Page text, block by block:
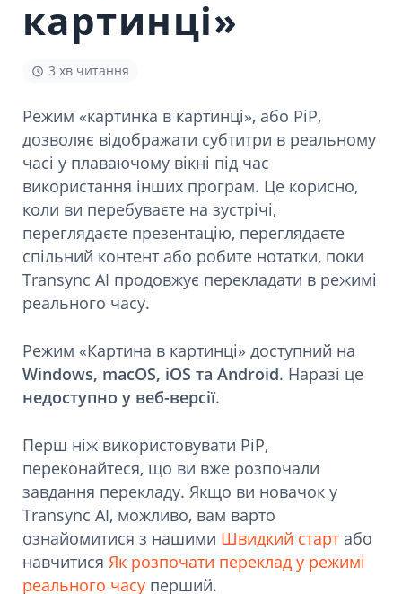
картинці»
3 хв читання
Режим «картинка в картинці», або PiP,
дозволяє відображати субтитри в реальному
часі у плаваючому вікні під час
використання інших програм. Це корисно,
коли ви перебуваєте на зустрічі,
переглядаєте презентацію, переглядаєте
спільний контент або робите нотатки, поки
Transync AI продовжує перекладати в режимі
реального часу.
Режим «Картина в картинці» доступний на
Windows, macOS, iOS та Android. Наразі це
недоступно у веб-версії.
Перш ніж використовувати PiP,
переконайтеся, що ви вже розпочали
завдання перекладу. Якщо ви новачок у
Transync AI, можливо, вам варто
ознайомитися з нашими Швидкий старт або
навчитися Як розпочати переклад у режимі
реального часу перший.